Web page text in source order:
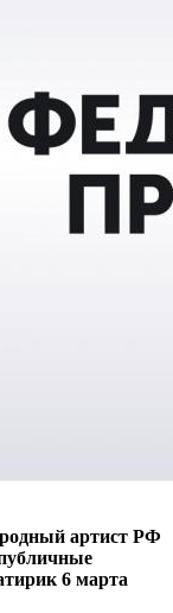
артист РФ
6 марта